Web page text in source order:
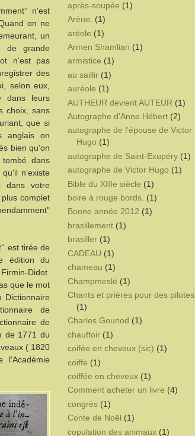
n'est
on ne
un
de grande
n'est pas
des
selon eux,
dans leurs
choix, sans
que si
anglais on
bien qu'on
dans
n'existe
dans votre
complet
est tirée de
édition du
Didot.
que le mot
de
de
de 1771 du
( 1820
après-soupée (1)
Arène. (1)
aréole (1)
Armen Shamlian (1)
armistice (1)
au saillir (1)
auréole (1)
AUTHEUR devient AUTEUR (1)
Autographe d'Anne Hébert (2)
autographe de l'épouse de Victor
Hugo (1)
autographe de Saint-Exupéry (1)
autographe de Victor Hugo (1)
Bible du XIIIe siècle (1)
boire à rouge bords. (1)
Bonne année 2012 (1)
brasillement (1)
brasiller (1)
CADEAU (1)
chameau (1)
Champmeslé (1)
Chants et prières pour des pilotes
(1)
Charles Gounod (1)
chauffoir (1)
coifée en cheveux (sic) (1)
coiffe (1)
coiffée en cheveux (1)
Comment acheter un livre (4)
congrès (1)
Conte de Noël (1)
copulation des animaux (1)